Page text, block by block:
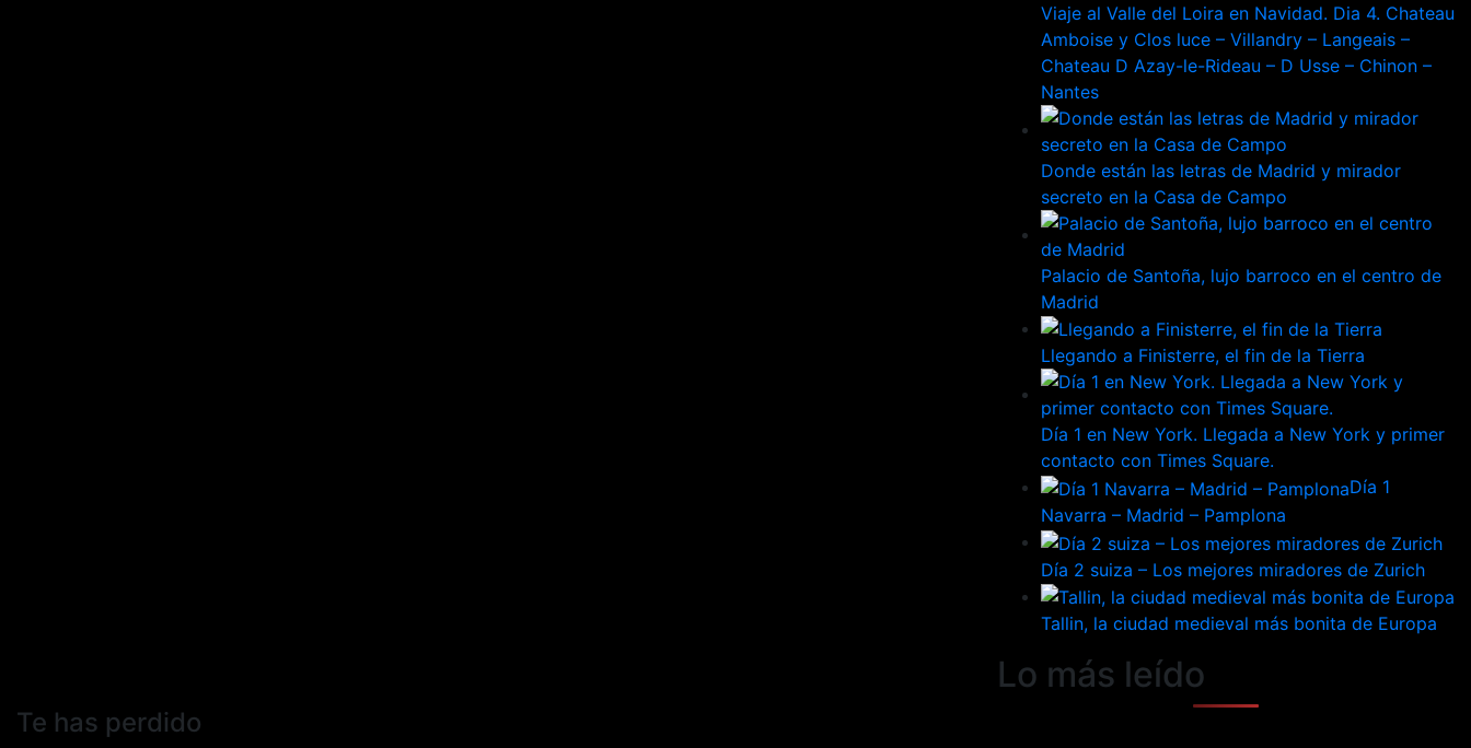
Viaje al Valle del Loira en Navidad. Dia 4. Chateau
Amboise y Clos luce – Villandry – Langeais –
Chateau D Azay-le-Rideau – D Usse – Chinon –
Nantes
Donde están las letras de Madrid y mirador
secreto en la Casa de Campo
Palacio de Santoña, lujo barroco en el centro de
Madrid
Llegando a Finisterre, el fin de la Tierra
Día 1 en New York. Llegada a New York y primer
contacto con Times Square.
Día 1
Navarra – Madrid – Pamplona
Día 2 suiza – Los mejores miradores de Zurich
Tallin, la ciudad medieval más bonita de Europa
Lo más leído
Te has perdido